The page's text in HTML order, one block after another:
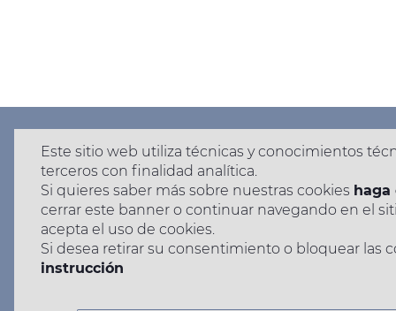
Este sitio web utiliza técnicas y conocimientos
terceros con finalidad analítica.
Si quieres saber más sobre nuestras cookies haga
cerrar este banner o continuar navegando en el
acepta el uso de cookies.
Si desea retirar su consentimiento o bloquear las
instrucción